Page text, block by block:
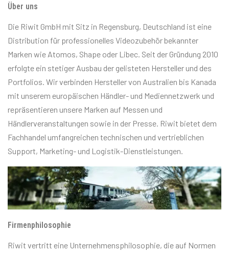
Über uns
Die Riwit GmbH mit Sitz in Regensburg, Deutschland ist eine
Distribution für professionelles Videozubehör bekannter
Marken wie Atomos, Shape oder Libec. Seit der Gründung 2010
erfolgte ein stetiger Ausbau der gelisteten Hersteller und des
Portfolios. Wir verbinden Hersteller von Australien bis Kanada
mit unserem europäischen Händler- und Mediennetzwerk und
repräsentieren unsere Marken auf Messen und
Händlerveranstaltungen sowie in der Presse. Riwit bietet dem
Fachhandel umfangreichen technischen und vertrieblichen
Support, Marketing- und Logistik-Dienstleistungen.
Firmenphilosophie
Riwit vertritt eine Unternehmensphilosophie, die auf Normen